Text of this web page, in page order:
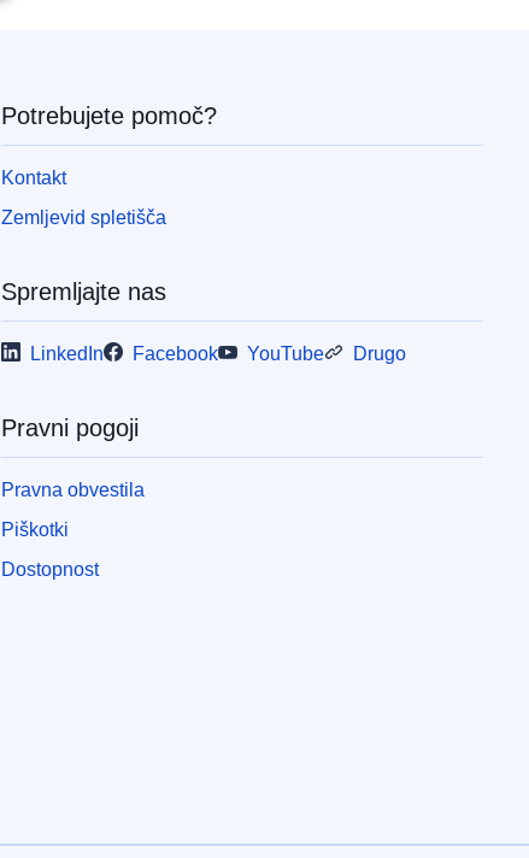
Potrebujete pomoč?
Kontakt
Zemljevid spletišča
Spremljajte nas
LinkedIn Facebook YouTube Drugo
Pravni pogoji
Pravna obvestila
Piškotki
Dostopnost